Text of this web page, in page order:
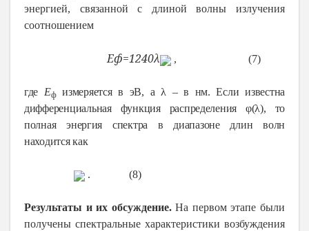
энергией, связанной с длиной волны излучения
соотношением
Eф=1240λ , (7)
где Eфизмеряется в эВ, а λ – в нм. Если известна
дифференциальная функция распределения φ(λ), то
полная энергия спектра в диапазоне длин волн
находится как
. (8)
Результаты и их обсуждение.На первом этапе были
получены спектральные характеристики возбуждения